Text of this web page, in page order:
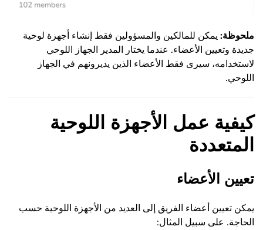
ملحوظة:يمكن للمالكين والمسؤولين فقط إنشاء أجهزة لوحية
جديدة وتعيين الأعضاء. عندما يختار المدير الجهاز اللوحي
لاستخدامه، سيرى فقط الأعضاء الذين يديرونهم في الجهاز
اللوحي.
كيفية عمل الأجهزة اللوحية
المتعددة
تعيين الأعضاء
يمكن تعيين أعضاء الفريق إلى العديد من الأجهزة اللوحية حسب
الحاجة. على سبيل المثال: